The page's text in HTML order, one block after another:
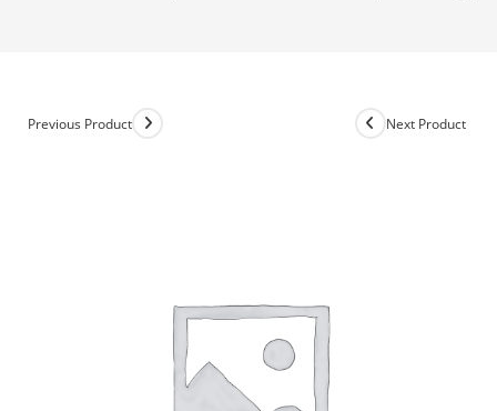
Previous Product Next Product